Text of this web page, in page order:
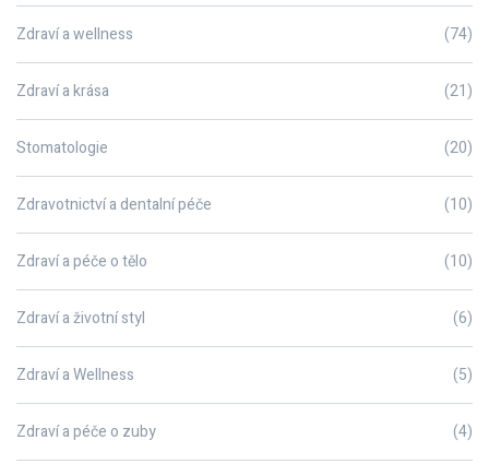
Zdraví a wellness (74)
Zdraví a krása (21)
Stomatologie (20)
Zdravotnictví a dentalní péče (10)
Zdraví a péče o tělo (10)
Zdraví a životní styl (6)
Zdraví a Wellness (5)
Zdraví a péče o zuby (4)